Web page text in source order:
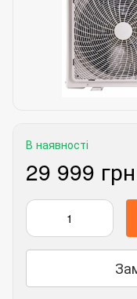
В наявності
29 999 грн